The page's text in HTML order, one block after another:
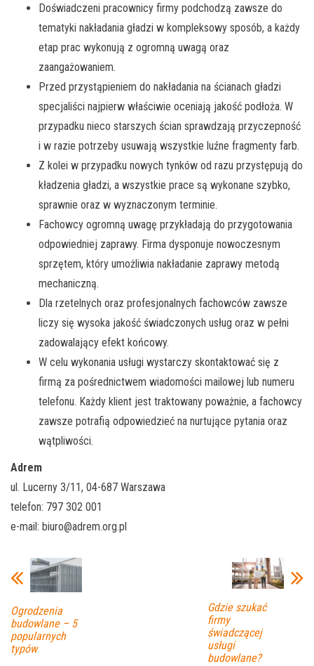
Doświadczeni pracownicy firmy podchodzą zawsze do
tematyki nakładania gładzi w kompleksowy sposób, a każdy
etap prac wykonują z ogromną uwagą oraz
zaangażowaniem.
Przed przystąpieniem do nakładania na ścianach gładzi
specjaliści najpierw właściwie oceniają jakość podłoża. W
przypadku nieco starszych ścian sprawdzają przyczepność
i w razie potrzeby usuwają wszystkie luźne fragmenty farb.
Z kolei w przypadku nowych tynków od razu przystępują do
kładzenia gładzi, a wszystkie prace są wykonane szybko,
sprawnie oraz w wyznaczonym terminie.
Fachowcy ogromną uwagę przykładają do przygotowania
odpowiedniej zaprawy. Firma dysponuje nowoczesnym
sprzętem, który umożliwia nakładanie zaprawy metodą
mechaniczną.
Dla rzetelnych oraz profesjonalnych fachowców zawsze
liczy się wysoka jakość świadczonych usług oraz w pełni
zadowalający efekt końcowy.
W celu wykonania usługi wystarczy skontaktować się z
firmą za pośrednictwem wiadomości mailowej lub numeru
telefonu. Każdy klient jest traktowany poważnie, a fachowcy
zawsze potrafią odpowiedzieć na nurtujące pytania oraz
wątpliwości.
Adrem
ul. Lucerny 3/11, 04-687 Warszawa
telefon: 797 302 001
e-mail: biuro@adrem.org.pl
Ogrodzenia
budowlane – 5
popularnych
typów
Gdzie szukać
firmy
świadczącej
usługi
budowlane?